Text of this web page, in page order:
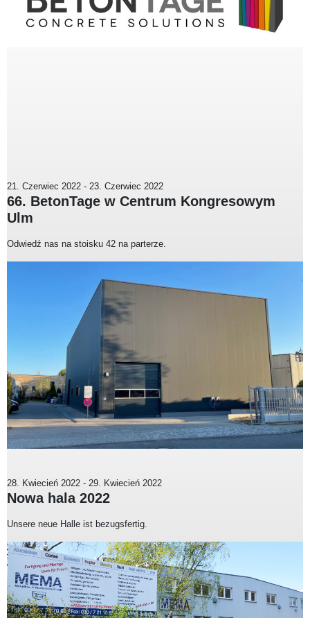
21. Czerwiec 2022 - 23. Czerwiec 2022
66. BetonTage w Centrum Kongresowym
Ulm
Odwiedź nas na stoisku 42 na parterze.
28. Kwiecień 2022 - 29. Kwiecień 2022
Nowa hala 2022
Unsere neue Halle ist bezugsfertig.